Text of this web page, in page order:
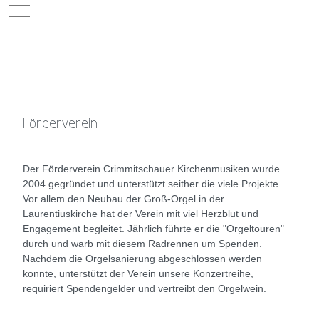
Mobile Menu Toggle
Förderverein
Der Förderverein Crimmitschauer Kirchenmusiken wurde
2004 gegründet und unterstützt seither die viele Projekte.
Vor allem den Neubau der Groß-Orgel in der
Laurentiuskirche hat der Verein mit viel Herzblut und
Engagement begleitet. Jährlich führte er die "Orgeltouren"
durch und warb mit diesem Radrennen um Spenden.
Nachdem die Orgelsanierung abgeschlossen werden
konnte, unterstützt der Verein unsere Konzertreihe,
requiriert Spendengelder und vertreibt den Orgelwein.